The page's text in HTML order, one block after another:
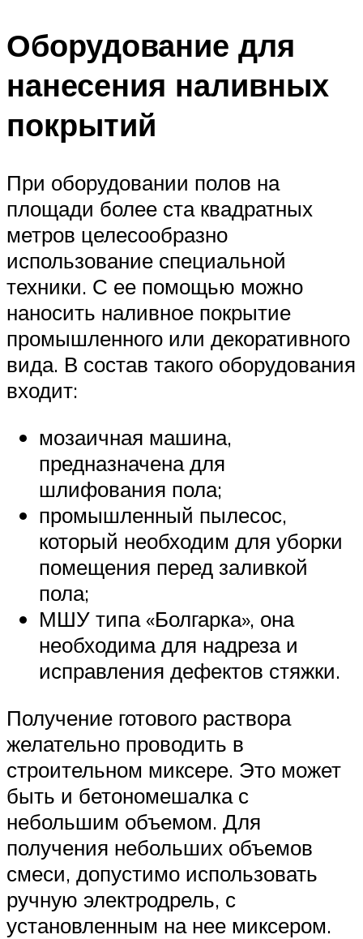
Оборудование для
нанесения наливных
покрытий
При оборудовании полов на
площади более ста квадратных
метров целесообразно
использование специальной
техники. С ее помощью можно
наносить наливное покрытие
промышленного или декоративного
вида. В состав такого оборудования
входит:
мозаичная машина,
предназначена для
шлифования пола;
промышленный пылесос,
который необходим для уборки
помещения перед заливкой
пола;
МШУ типа «Болгарка», она
необходима для надреза и
исправления дефектов стяжки.
Получение готового раствора
желательно проводить в
строительном миксере. Это может
быть и бетономешалка с
небольшим объемом. Для
получения небольших объемов
смеси, допустимо использовать
ручную электродрель, с
установленным на нее миксером.